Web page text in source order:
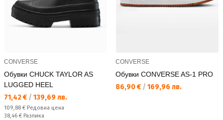
CONVERSE
Обувки CHUCK TAYLOR AS
LUGGED HEEL
Текуща цена:
71,42 € / 139,69 лв.
Редовна цена:
109,88 € Редовна цена
Спестявате:
38,46 € Разлика
CONVERSE
Обувки CONVERSE AS-1 PRO
Текуща цена:
86,90 € / 169,96 лв.